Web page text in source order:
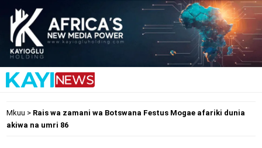
Mkuu > Rais wa zamani wa Botswana Festus Mogae afariki dunia
akiwa na umri 86